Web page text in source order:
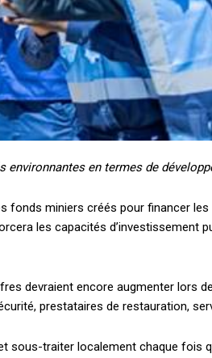
CHOISIR LE
en termes de
fonds miniers créés pour financer
les capacités d’investissement
devraient encore augmenter lors
prestataires de restauration,
sous-traiter localement chaque fois